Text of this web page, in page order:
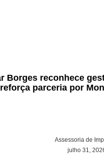
Borges reconhece
reforça parceria por
Assessoria de
julho 31,